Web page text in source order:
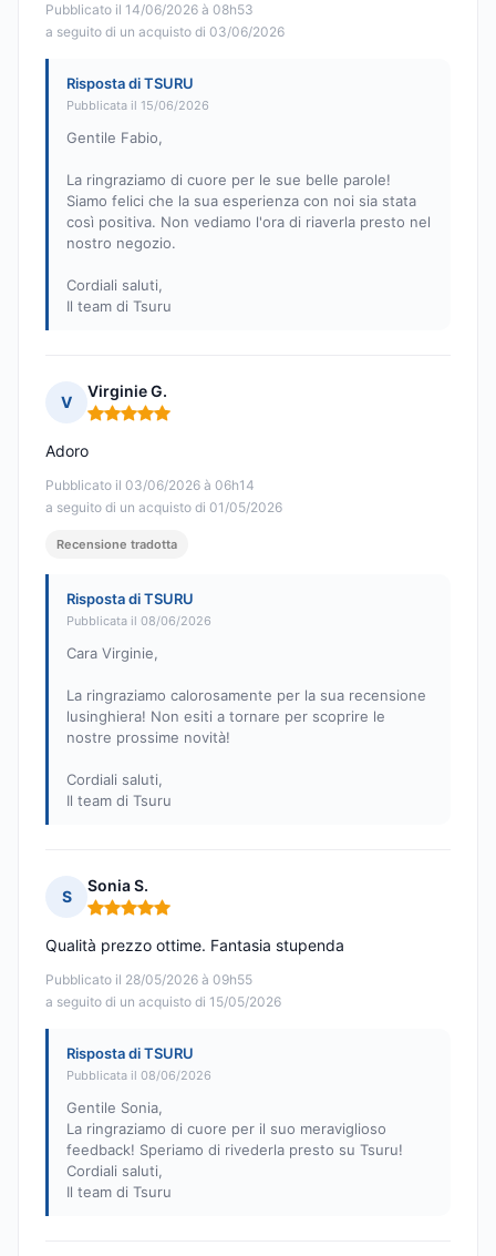
Pubblicato il 14/06/2026 à 08h53
a seguito di un acquisto di 03/06/2026
Risposta di TSURU
Pubblicata il 15/06/2026
Gentile Fabio,
La ringraziamo di cuore per le sue belle parole!
Siamo felici che la sua esperienza con noi sia stata
così positiva. Non vediamo l'ora di riaverla presto nel
nostro negozio.
Cordiali saluti,
Il team di Tsuru
V
Virginie G.
Nota: 5 su 5
Pubblicato il 03/06/2026 à 06h14
a seguito di un acquisto di 01/05/2026
Adoro
Recensione tradotta
Risposta di TSURU
Pubblicata il 08/06/2026
Cara Virginie,
La ringraziamo calorosamente per la sua recensione
lusinghiera! Non esiti a tornare per scoprire le
nostre prossime novità!
Cordiali saluti,
Il team di Tsuru
S
Sonia S.
Nota: 5 su 5
Pubblicato il 28/05/2026 à 09h55
a seguito di un acquisto di 15/05/2026
Qualità prezzo ottime. Fantasia stupenda
Risposta di TSURU
Pubblicata il 08/06/2026
Gentile Sonia,
La ringraziamo di cuore per il suo meraviglioso
feedback! Speriamo di rivederla presto su Tsuru!
Cordiali saluti,
Il team di Tsuru